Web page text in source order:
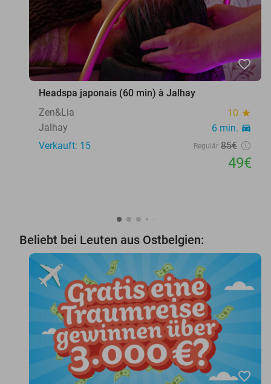
favorite_border
Headspa japonais (60 min) à Jalhay
Zen&Lia
10 star
Jalhay 6 min. directions_car
Verkauft: 15 Regulär 85€
49€
Beliebt bei Leuten aus Ostbelgien:
favorite_border